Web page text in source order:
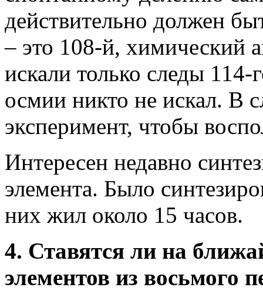
действительно должен
– это 108-й, химический
искали только следы
осмии никто не искал. В
эксперимент, чтобы
Интересен недавно
элемента. Было
них жил около 15 часов.
4. Ставятся ли на
элементов из восьмого